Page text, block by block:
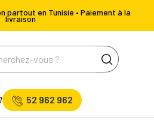
partout en Tunisie • Paiement à la
livraison
52 962 962